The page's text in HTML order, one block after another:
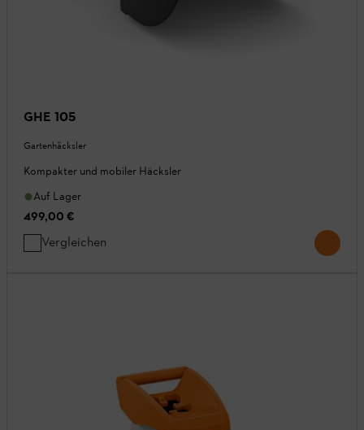
GHE 105
Gartenhäcksler
Kompakter und mobiler Häcksler
Auf Lager
499,00 €
Vergleichen